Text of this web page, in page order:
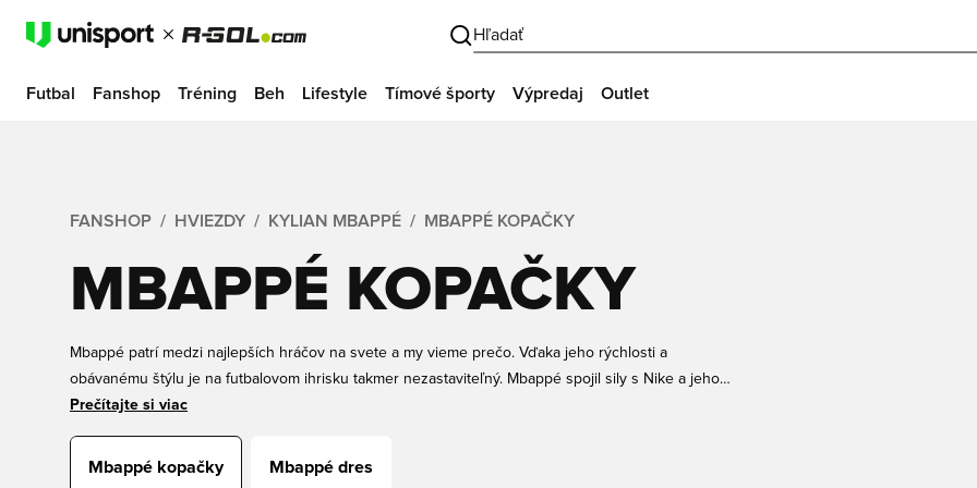
Hľadať
Futbal Fanshop Tréning Beh Lifestyle Tímové športy Výpredaj Outlet
FANSHOP HVIEZDY KYLIAN MBAPPÉ MBAPPÉ KOPAČKY
MBAPPÉ KOPAČKY
Mbappé patrí medzi najlepších hráčov na svete a my vieme prečo. Vďaka jeho rýchlosti a
obávanému štýlu je na futbalovom ihrisku takmer nezastaviteľný. Mbappé spojil sily s Nike a jeho
voľbou kopačiek sú Nike Mercurial Superfly. Zaobstarajte si svoje kopačky Mbappé Mercurial
Prečítajte si viac
Mbappé kopačky Mbappé dres